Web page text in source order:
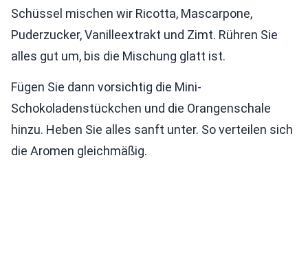
Schüssel mischen wir Ricotta, Mascarpone,
Puderzucker, Vanilleextrakt und Zimt. Rühren Sie
alles gut um, bis die Mischung glatt ist.
Fügen Sie dann vorsichtig die Mini-
Schokoladenstückchen und die Orangenschale
hinzu. Heben Sie alles sanft unter. So verteilen sich
die Aromen gleichmäßig.